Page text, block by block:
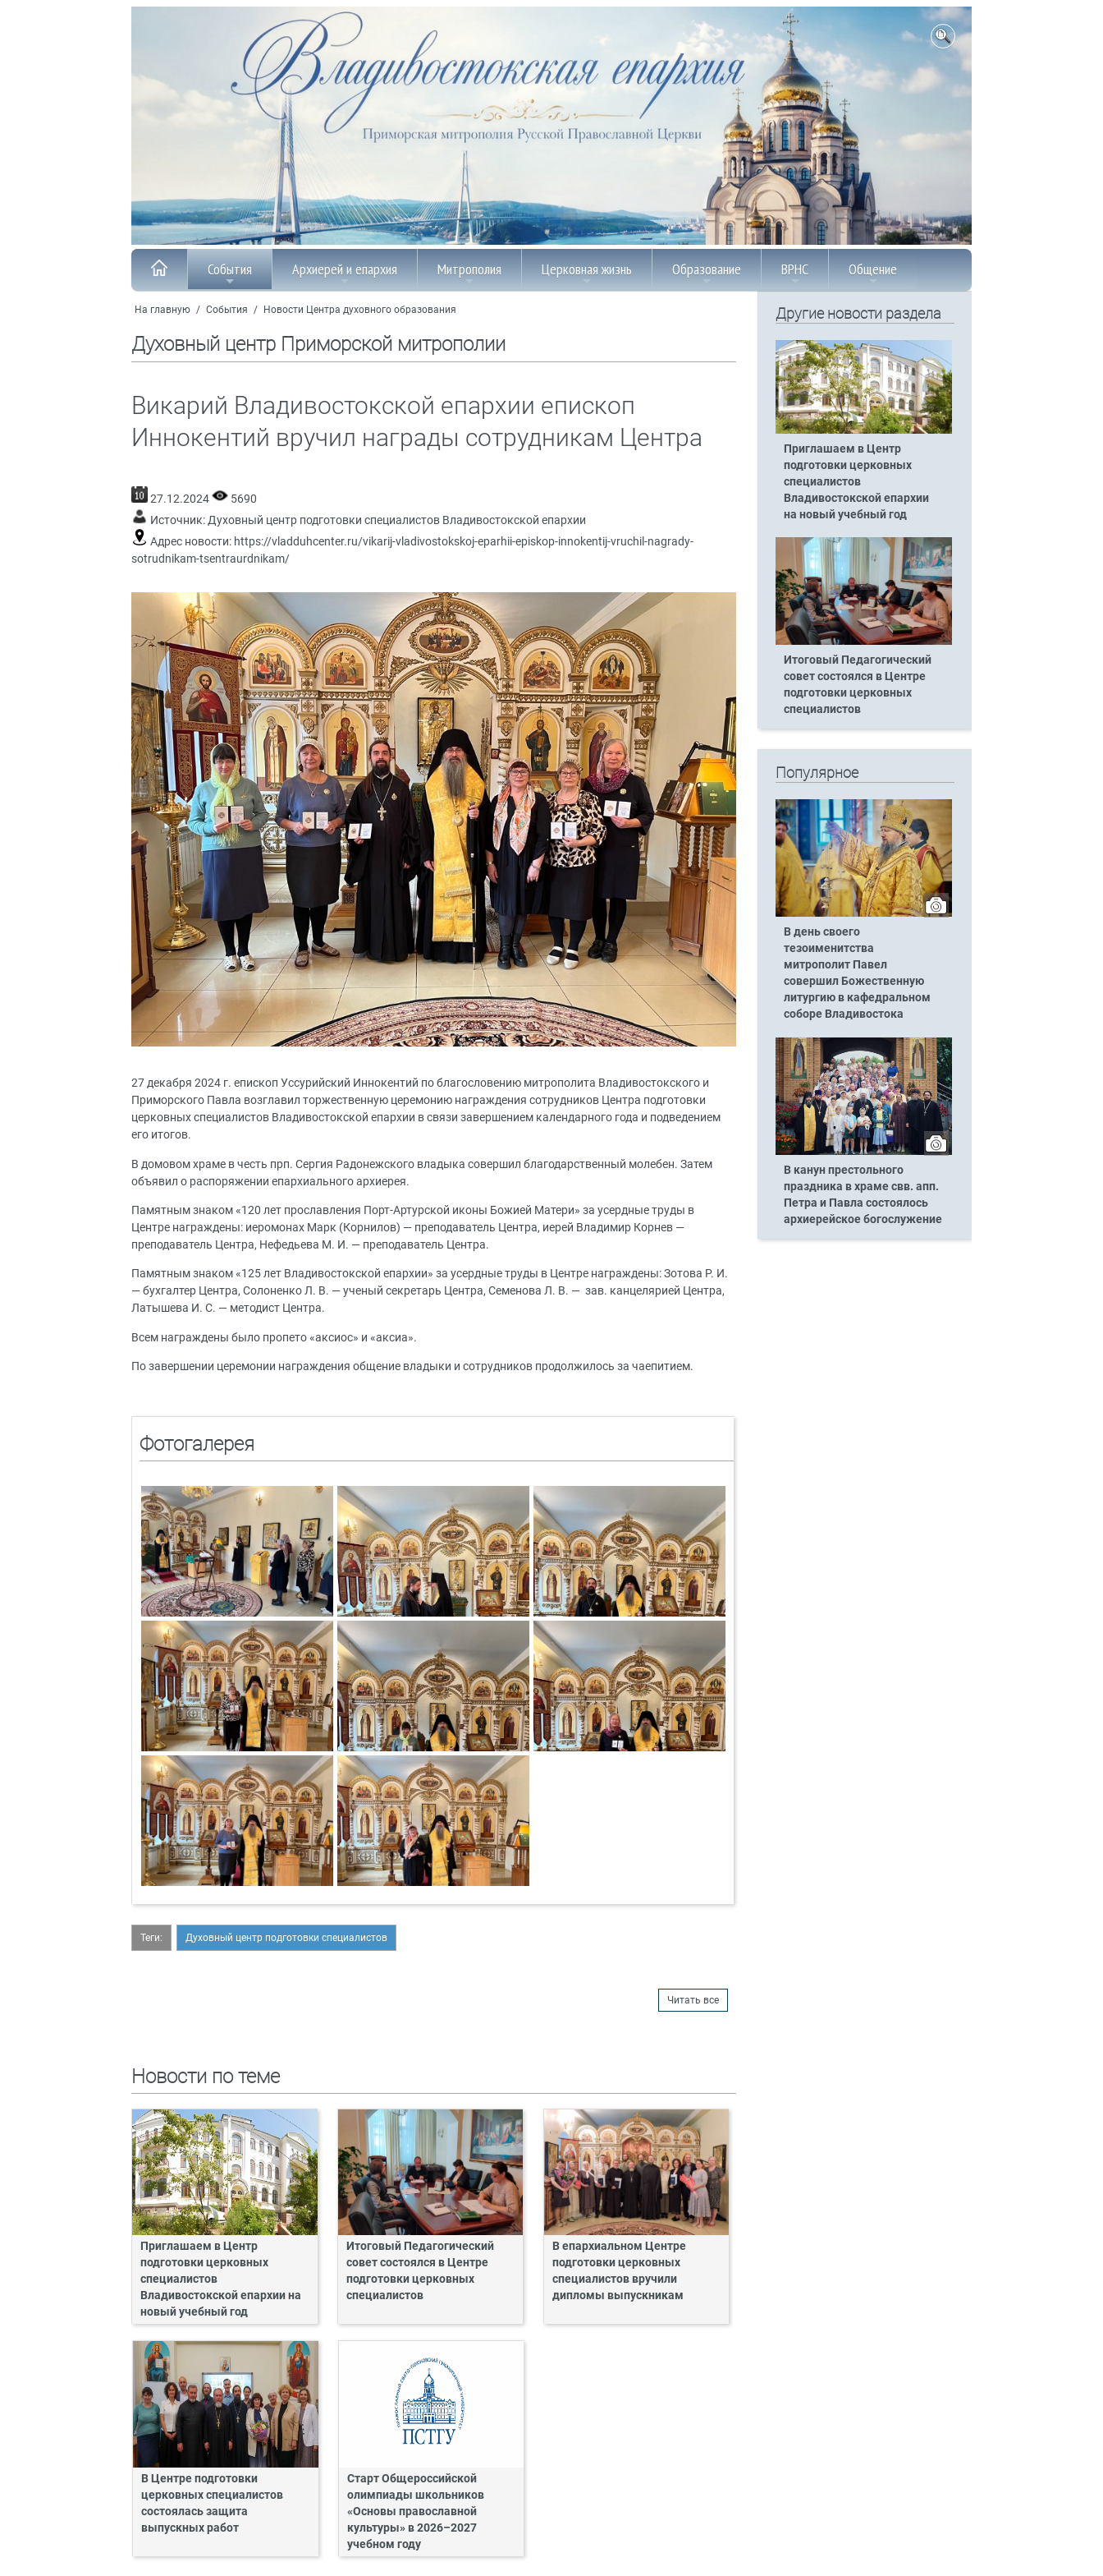
События Архиерей и епархия Митрополия Церковная жизнь Образование ВРНС Общение
На главную / События / Новости Центра духовного образования
Духовный центр Приморской митрополии
Викарий Владивостокской епархии епископ
Иннокентий вручил награды сотрудникам Центра
27.12.2024
5690
Источник:Духовный центр подготовки специалистов Владивостокской епархии
Адрес новости: https://vladduhcenter.ru/vikarij-vladivostokskoj-eparhii-episkop-innokentij-vruchil-nagrady-
sotrudnikam-tsentraurdnikam/
27 декабря 2024 г. епископ Уссурийский Иннокентий по благословению митрополита Владивостокского и
Приморского Павла возглавил торжественную церемонию награждения сотрудников Центра подготовки
церковных специалистов Владивостокской епархии в связи завершением календарного года и подведением
его итогов.
В домовом храме в честь прп. Сергия Радонежского владыка совершил благодарственный молебен. Затем
объявил о распоряжении епархиального архиерея.
Памятным знаком «120 лет прославления Порт-Артурской иконы Божией Матери» за усердные труды в
Центре награждены: иеромонах Марк (Корнилов) — преподаватель Центра, иерей Владимир Корнев —
преподаватель Центра, Нефедьева М. И. — преподаватель Центра.
Памятным знаком «125 лет Владивостокской епархии» за усердные труды в Центре награждены: Зотова Р. И.
— бухгалтер Центра, Солоненко Л. В. — ученый секретарь Центра, Семенова Л. В. — зав. канцелярией Центра,
Латышева И. С. — методист Центра.
Всем награждены было пропето «аксиос» и «аксиа».
По завершении церемонии награждения общение владыки и сотрудников продолжилось за чаепитием.
Фотогалерея
Теги: Духовный центр подготовки специалистов
Читать все
Новости по теме
Приглашаем в Центр
подготовки церковных
специалистов
Владивостокской епархии на
новый учебный год
Итоговый Педагогический
совет состоялся в Центре
подготовки церковных
специалистов
В епархиальном Центре
подготовки церковных
специалистов вручили
дипломы выпускникам
В Центре подготовки
церковных специалистов
состоялась защита
выпускных работ
Старт Общероссийской
олимпиады школьников
«Основы православной
культуры» в 2026–2027
учебном году
Другие новости раздела
Приглашаем в Центр
подготовки церковных
специалистов
Владивостокской епархии
на новый учебный год
Итоговый Педагогический
совет состоялся в Центре
подготовки церковных
специалистов
Популярное
В день своего
тезоименитства
митрополит Павел
совершил Божественную
литургию в кафедральном
соборе Владивостока
В канун престольного
праздника в храме свв. апп.
Петра и Павла состоялось
архиерейское богослужение